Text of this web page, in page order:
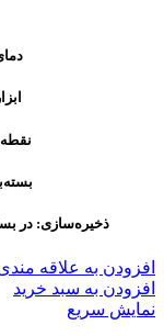
دمای اجرا:
نقطه
ذخیره‌سازی: در
افزودن به علاقه
افزودن به سبد خرید
نمایش سریع